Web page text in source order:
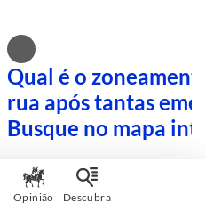
Qual é o
rua após tantas
Busque no mapa
Opinião Descubra